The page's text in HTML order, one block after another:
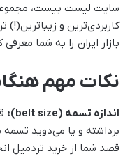
سایت لیست بیست، مجموعه
کاربردی‌ترین و
بازار ایران را به شما معرفی
نکات مهم
اندازه تسمه (belt size):
برداشته و یا می‌دوید تسمه
قصد شما از خرید تردمیل